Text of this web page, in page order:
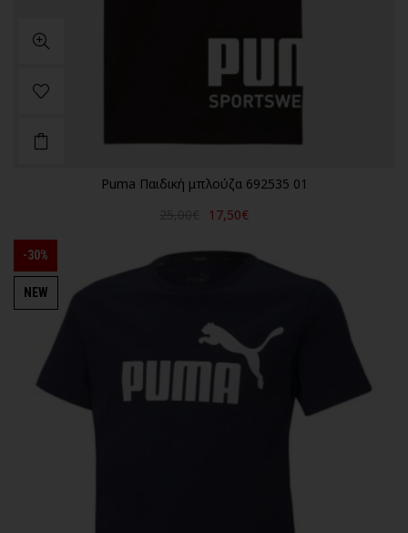
Puma Παιδική μπλούζα 692535 01
17,50€
-30%
NEW